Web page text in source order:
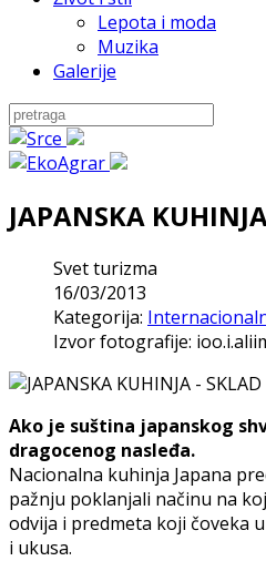
Lepota i moda
Muzika
Galerije
JAPANSKA
Svet turizma
16/03/2013
Kategorija:
Izvor fotografije:
Ako je suština japanskog
dragocenog nasleđa.
Nacionalna kuhinja Japana
pažnju poklanjali načinu na
odvija i predmeta koji čoveka
i ukusa.